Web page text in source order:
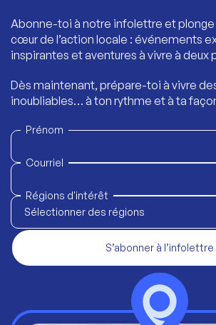
Abonne-toi à notre infolettre et plonge
cœur de l’action locale : événements
inspirantes et aventures à vivre à deux
Dès maintenant, prépare-toi à vivre
inoubliables… à ton rythme et à ta
Prénom
Courriel
Régions d'intérêt
Sélectionner des régions
S’abonner à l’infolettre